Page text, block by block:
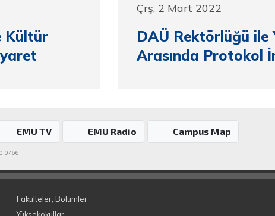
Kültür
Çrş, 2 Mart 2022
DAÜ Rektörlüğü ile
Arasında Protokol
EMU TV EMU Radio Campus Map
0.0466
Fakülteler, Bölümler
Yüksekokullar